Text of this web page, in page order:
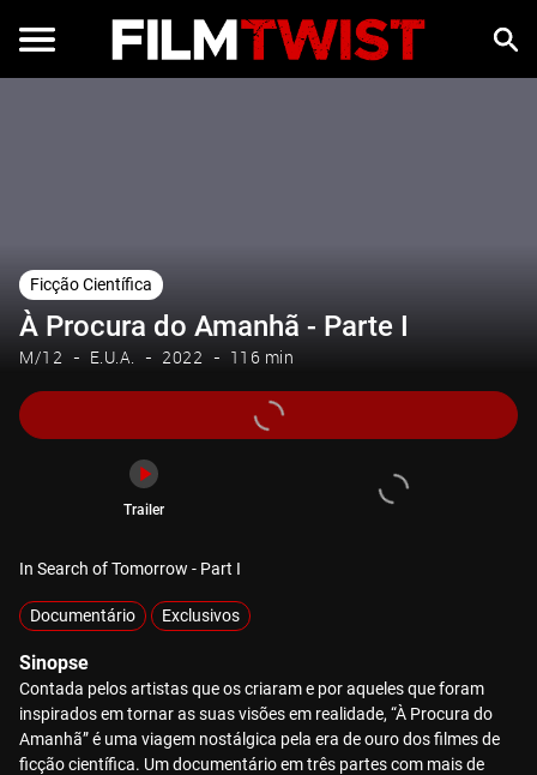
Ficção Científica
À Procura do Amanhã - Parte I
M/12 E.U.A. 2022 116 min
Trailer
In Search of Tomorrow - Part I
Documentário Exclusivos
Sinopse
Contada pelos artistas que os criaram e por aqueles que foram
inspirados em tornar as suas visões em realidade, “À Procura do
Amanhã” é uma viagem nostálgica pela era de ouro dos filmes de
ficção científica. Um documentário em três partes com mais de